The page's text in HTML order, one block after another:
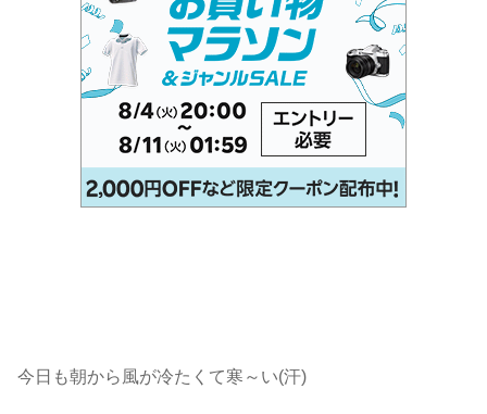
今日も朝から風が冷たくて寒～い(汗)